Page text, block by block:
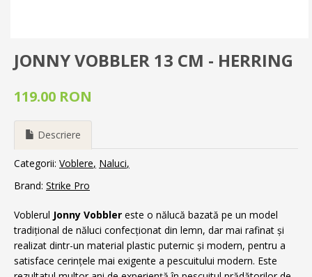
JONNY VOBBLER 13 CM - HERRING
119.00 RON
Descriere
Categorii: Voblere Naluci
Brand: Strike Pro
Voblerul Jonny Vobbler este o nălucă bazată pe un model
tradițional de năluci confecționat din lemn, dar mai rafinat și
realizat dintr-un material plastic puternic și modern, pentru a
satisface cerințele mai exigente a pescuitului modern. Este